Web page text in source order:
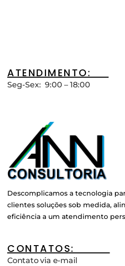
ATENDIMENTO:__
Seg-Sex: 9:00 – 18:00
Descomplicamos a tecnologia
clientes soluções sob medida,
eficiência a um atendimento
CONTATOS:____
Contato via e-mail